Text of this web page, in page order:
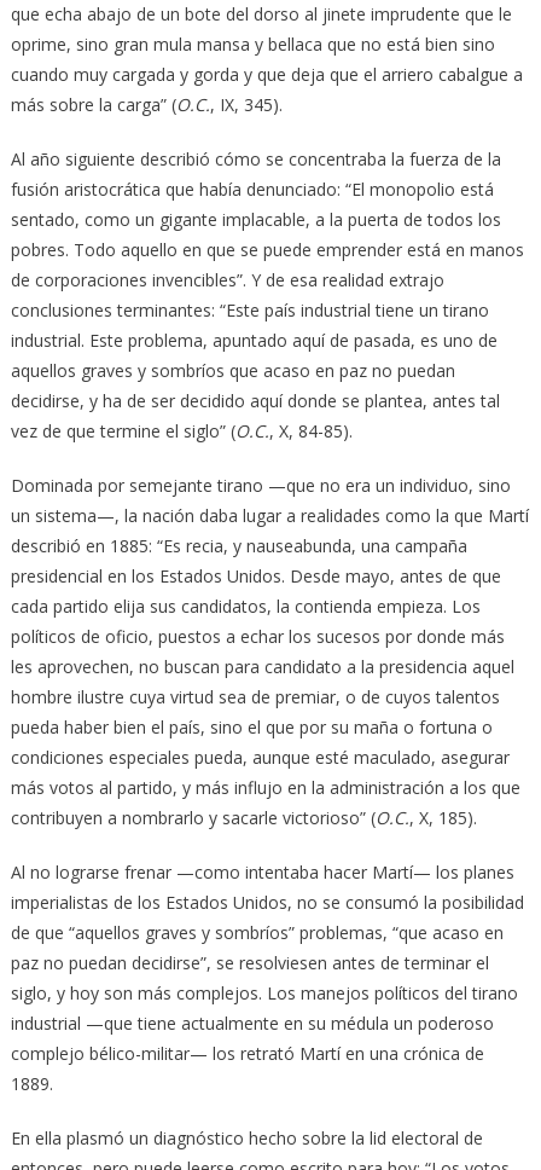
que echa abajo de un bote del dorso al jinete imprudente que le
oprime, sino gran mula mansa y bellaca que no está bien sino
cuando muy cargada y gorda y que deja que el arriero cabalgue a
más sobre la carga” (O.C., IX, 345).
Al año siguiente describió cómo se concentraba la fuerza de la
fusión aristocrática que había denunciado: “El monopolio está
sentado, como un gigante implacable, a la puerta de todos los
pobres. Todo aquello en que se puede emprender está en manos
de corporaciones invencibles”. Y de esa realidad extrajo
conclusiones terminantes: “Este país industrial tiene un tirano
industrial. Este problema, apuntado aquí de pasada, es uno de
aquellos graves y sombríos que acaso en paz no puedan
decidirse, y ha de ser decidido aquí donde se plantea, antes tal
vez de que termine el siglo” (O.C., X, 84-85).
Dominada por semejante tirano —que no era un individuo, sino
un sistema—, la nación daba lugar a realidades como la que Martí
describió en 1885: “Es recia, y nauseabunda, una campaña
presidencial en los Estados Unidos. Desde mayo, antes de que
cada partido elija sus candidatos, la contienda empieza. Los
políticos de oficio, puestos a echar los sucesos por donde más
les aprovechen, no buscan para candidato a la presidencia aquel
hombre ilustre cuya virtud sea de premiar, o de cuyos talentos
pueda haber bien el país, sino el que por su maña o fortuna o
condiciones especiales pueda, aunque esté maculado, asegurar
más votos al partido, y más influjo en la administración a los que
contribuyen a nombrarlo y sacarle victorioso” (O.C., X, 185).
Al no lograrse frenar —como intentaba hacer Martí— los planes
imperialistas de los Estados Unidos, no se consumó la posibilidad
de que “aquellos graves y sombríos” problemas, “que acaso en
paz no puedan decidirse”, se resolviesen antes de terminar el
siglo, y hoy son más complejos. Los manejos políticos del tirano
industrial —que tiene actualmente en su médula un poderoso
complejo bélico-militar— los retrató Martí en una crónica de
1889.
En ella plasmó un diagnóstico hecho sobre la lid electoral de